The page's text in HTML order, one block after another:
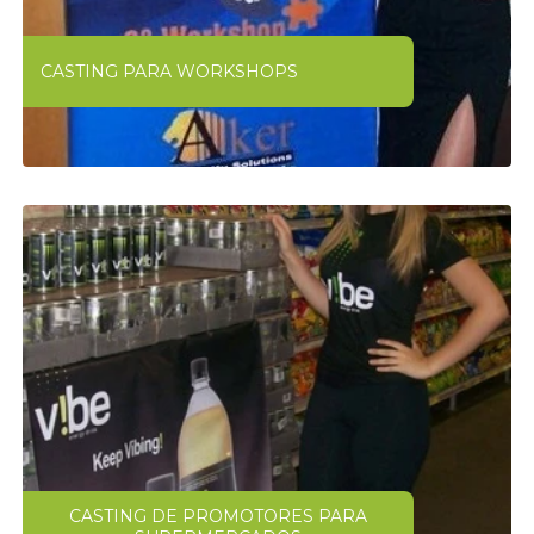
CASTING PARA WORKSHOPS
CASTING DE PROMOTORES PARA